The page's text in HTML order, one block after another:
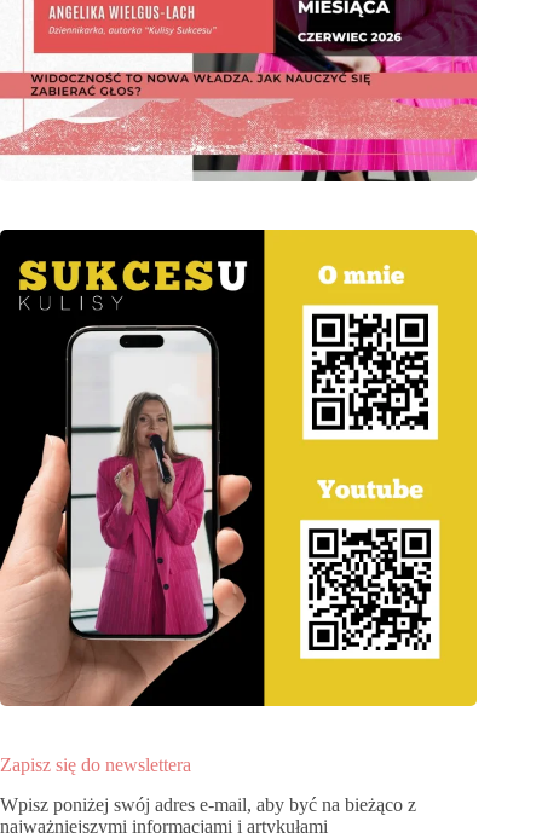
Zapisz się do newslettera
Wpisz poniżej swój adres e-mail, aby być na bieżąco z
najważniejszymi informacjami i artykułami